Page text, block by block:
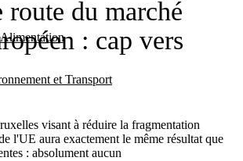
et Transport
route du marché
: cap vers
visant à réduire la fragmentation
l'UE aura exactement le même résultat que
: absolument aucun